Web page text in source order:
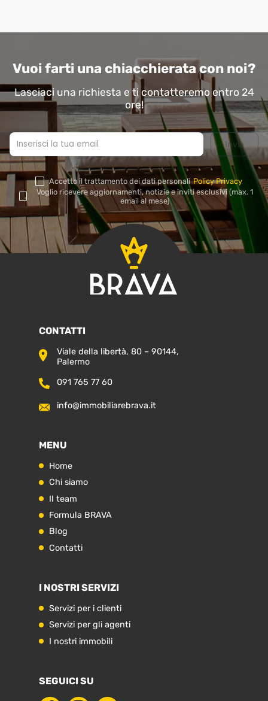
Vuoi farti una chiacchierata con noi?
Lasciaci una richiesta e ti contatteremo entro 24
ore!
Si
prega
di
lasciare
vuoto
questo
Accetto il trattamento dei dati personali Policy Privacy
Voglio ricevere aggiornamenti, notizie e inviti esclusivi (max. 1
email al mese)
CONTATTI
Viale della libertà, 80 – 90144,
Palermo
091 765 77 60
info@immobiliarebrava.it
MENU
Home
Chi siamo
Il team
Formula BRAVA
Blog
Contatti
I NOSTRI SERVIZI
Servizi per i clienti
Servizi per gli agenti
I nostri immobili
SEGUICI SU